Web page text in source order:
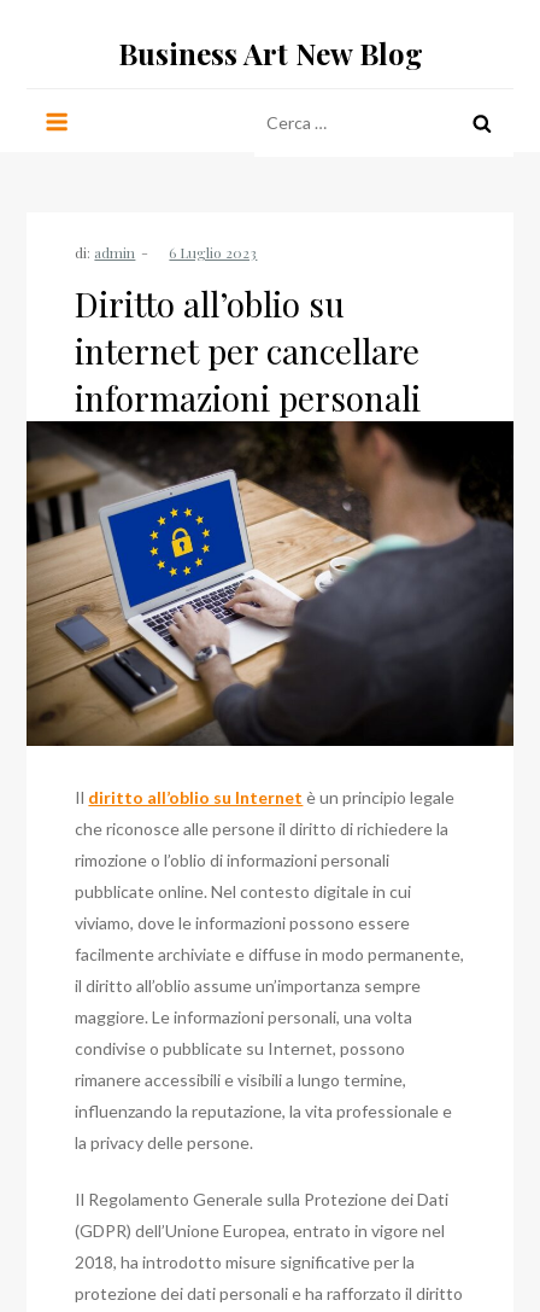
Business Art New Blog
per:
di: admin
Diritto all’oblio su
internet per cancellare
informazioni personali
Il diritto all’oblio su Internet è un principio legale
che riconosce alle persone il diritto di richiedere la
rimozione o l’oblio di informazioni personali
pubblicate online. Nel contesto digitale in cui
viviamo, dove le informazioni possono essere
facilmente archiviate e diffuse in modo permanente,
il diritto all’oblio assume un’importanza sempre
maggiore. Le informazioni personali, una volta
condivise o pubblicate su Internet, possono
rimanere accessibili e visibili a lungo termine,
influenzando la reputazione, la vita professionale e
la privacy delle persone.
Il Regolamento Generale sulla Protezione dei Dati
(GDPR) dell’Unione Europea, entrato in vigore nel
2018, ha introdotto misure significative per la
protezione dei dati personali e ha rafforzato il diritto